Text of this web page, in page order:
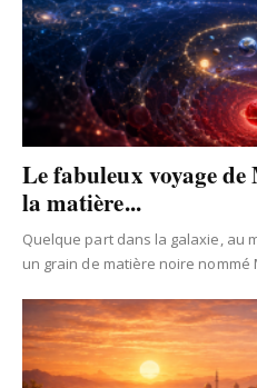
Le fabuleux voyage
la matière...
Quelque part dans la galaxie, au
un grain de matière noire nommé